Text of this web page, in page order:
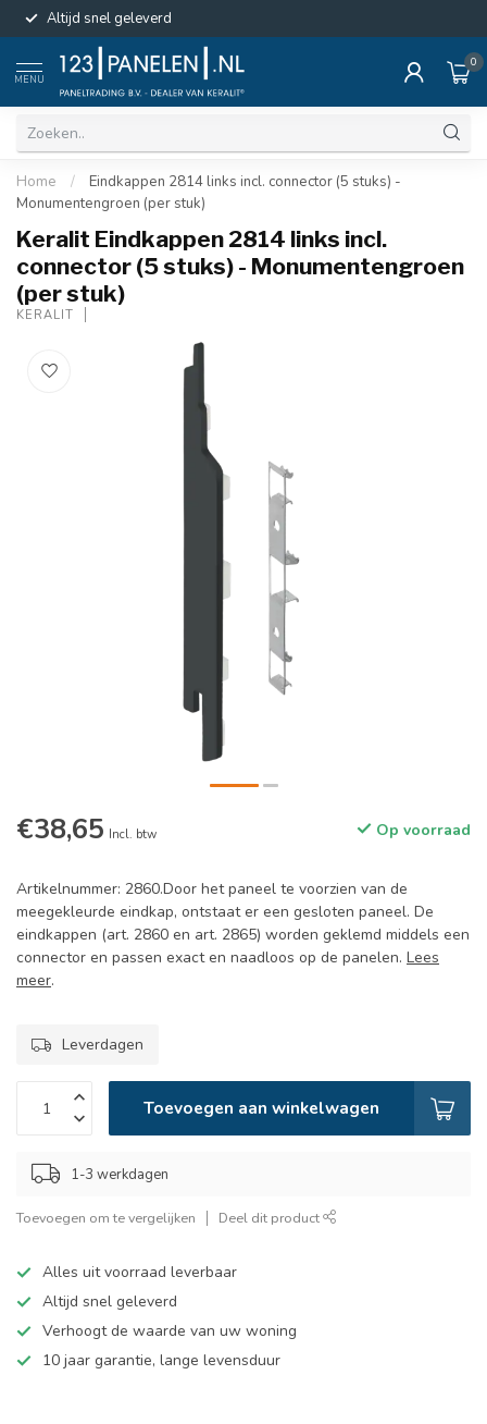
Altijd snel geleverd
MENU
0
Home /
Eindkappen 2814 links incl. connector (5 stuks) -
Monumentengroen (per stuk)
Keralit Eindkappen 2814 links incl.
connector (5 stuks) - Monumentengroen
(per stuk)
KERALIT
€38,65 Incl. btw Op voorraad
Artikelnummer: 2860.Door het paneel te voorzien van de
meegekleurde eindkap, ontstaat er een gesloten paneel. De
eindkappen (art. 2860 en art. 2865) worden geklemd middels een
connector en passen exact en naadloos op de panelen. Lees
meer.
Leverdagen
Toevoegen aan winkelwagen
1-3 werkdagen
Toevoegen om te vergelijken Deel dit product
Alles uit voorraad leverbaar
Altijd snel geleverd
Verhoogt de waarde van uw woning
10 jaar garantie, lange levensduur